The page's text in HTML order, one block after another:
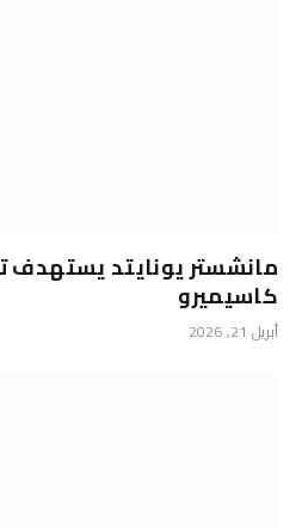
مانشستر يونايتد
كاسيميرو
أبريل 21, 2026